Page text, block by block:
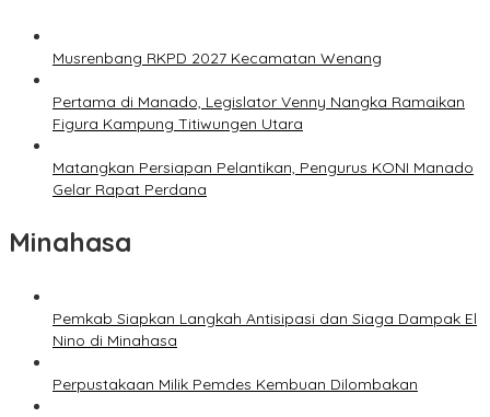
Musrenbang RKPD 2027 Kecamatan Wenang
Pertama di Manado, Legislator Venny Nangka Ramaikan
Figura Kampung Titiwungen Utara
Matangkan Persiapan Pelantikan, Pengurus KONI Manado
Gelar Rapat Perdana
Minahasa
Pemkab Siapkan Langkah Antisipasi dan Siaga Dampak El
Nino di Minahasa
Perpustakaan Milik Pemdes Kembuan Dilombakan